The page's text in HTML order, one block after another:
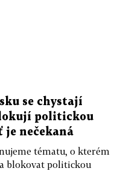
se chystají
politickou
je nečekaná
tématu, o kterém
blokovat politickou